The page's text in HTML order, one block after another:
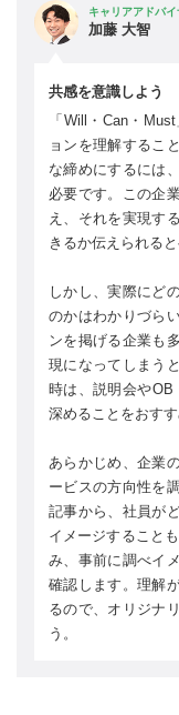
キャリアアドバイ
加藤 大智
共感を意識しよう
「Will・Can・
ョンを理解するこ
な締めにするには
必要です。この企
え、それを実現す
きるか伝えられると
しかし、実際にど
のかはわかりづら
ンを掲げる企業も
現になってしまう
時は、説明会やOB
深めることをおすす
あらかじめ、企業
ービスの方向性を
記事から、社員が
イメージすること
み、事前に調べイ
確認します。理解
るので、オリジナ
う。